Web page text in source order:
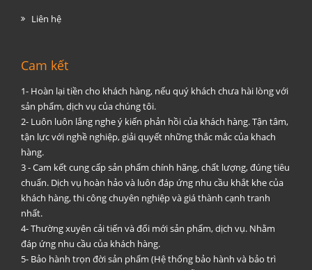
Liên hệ
Cam kết
1- Hoàn lại tiền cho khách hàng, nếu quý khách chưa hài lòng với
sản phẩm, dịch vụ của chúng tôi.
2- Luôn luôn lắng nghe ý kiến phản hồi của khách hàng. Tận tâm,
tận lực với nghề nghiệp, giải quyết những thắc mắc của khach
hàng.
3 - Cam kết cung cấp sản phẩm chính hãng, chất lượng, đúng tiêu
chuẩn. Dịch vụ hoàn hảo và luôn đáp ứng nhu cầu khắt khe của
khách hàng, thi công chuyên nghiệp và giá thành cạnh tranh
nhất.
4- Thường xuyên cải tiến và đổi mới sản phẩm, dịch vụ. Nhằm
đáp ứng nhu cầu của khách hàng.
5- Bảo hành trọn đời sản phẩm (Hệ thống bảo hành và bảo trì